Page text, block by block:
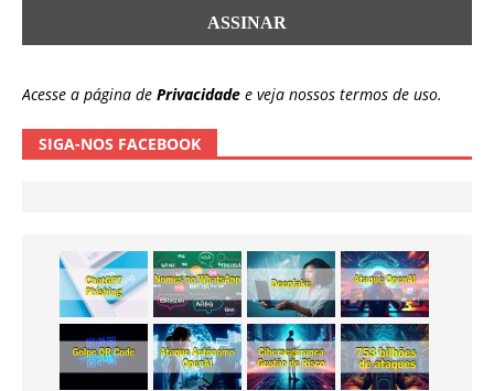
Acesse a página de Privacidade e veja nossos termos de uso.
SIGA-NOS FACEBOOK